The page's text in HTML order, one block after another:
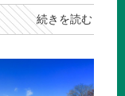
続きを読む